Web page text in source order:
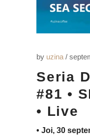
by uzina
Seria
#81 •
• Live
• Joi, 30